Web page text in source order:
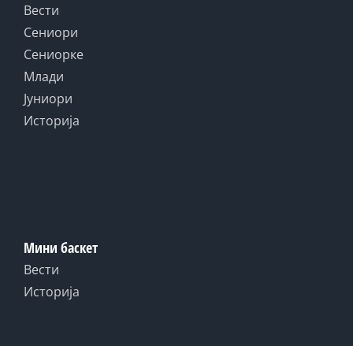
Вести
Сениори
Сениорке
Млади
Јуниори
Историја
Мини баскет
Вести
Историја